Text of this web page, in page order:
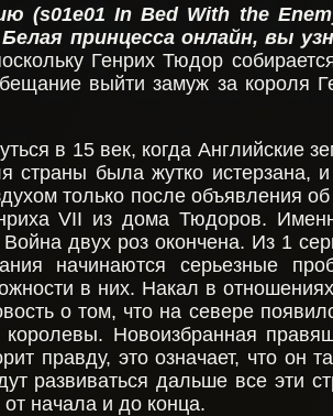
(s01e01 In Bed With the
Белая принцесса онлайн, вы
Генрих Тюдор
выйти замуж за короля
в 15 век, когда Английские
была жутко истерзана,
только после объявления
VII из дома Тюдоров.
двух роз окончена. Из 1
начинаются серьезные
в них. Накал в
о том, что на севере
Новоизбранная
правду, это означает, что он
развиваться дальше все эти
начала и до конца.